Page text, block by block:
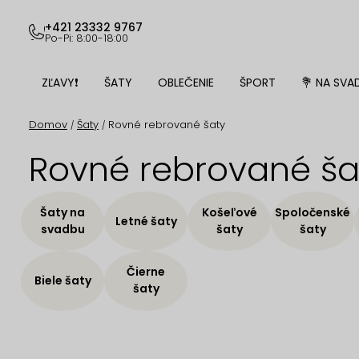
obsah
+421 23332 9767
Po-Pi: 8:00-18:00
ZĽAVY❗ ŠATY OBLEČENIE ŠPORT 💐 NA
Domov / Šaty / Rovné rebrované šaty
Rovné rebrované
Šaty na
svadbu
Letné šaty
Košeľové
šaty
Spoločenské
šaty
Biele šaty
Čierne
šaty